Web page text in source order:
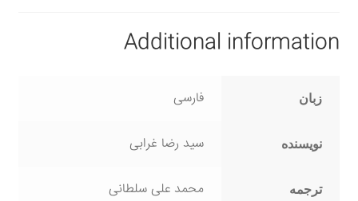
Additional information
زبان فارسی
نویسنده سید رضا غرابی
ترجمه محمد علی سلطانی